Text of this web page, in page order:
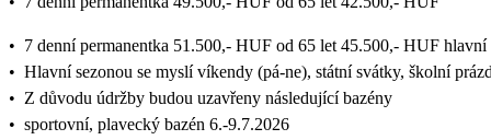
• 7 denní permanentka 51.500,- HUF od 65 let 45.500,- HUF hlavní
• Hlavní sezonou se myslí víkendy (pá-ne), státní svátky, školní
• Z důvodu údržby budou uzavřeny následující bazény
• sportovní, plavecký bazén 6.-9.7.2026